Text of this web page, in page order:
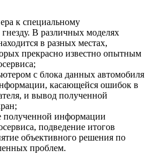
к специальному
гнезду. В различных моделях
в разных местах,
прекрасно известно опытным
с блока данных автомобиля
касающейся ошибок в
и вывод полученной
полученной информации
подведение итогов
объективного решения по
проблем.